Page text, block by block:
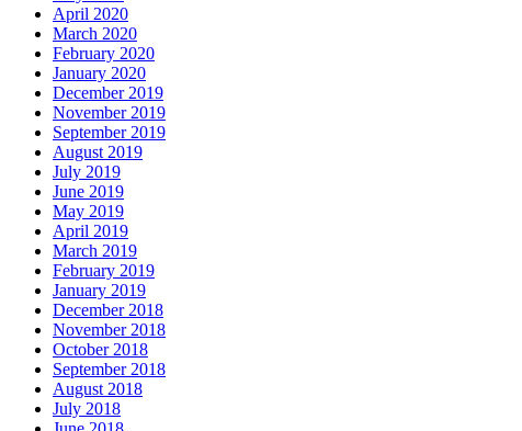
April 2020
March 2020
February 2020
January 2020
December 2019
November 2019
September 2019
August 2019
July 2019
June 2019
May 2019
April 2019
March 2019
February 2019
January 2019
December 2018
November 2018
October 2018
September 2018
August 2018
July 2018